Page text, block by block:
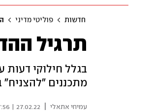
חדשות פוליטי מדיני
תרגיל
בגלל חילוקי דעות
מתכננים "להצניח"
עמיחי אתאלי 27.02.22 | 07:56